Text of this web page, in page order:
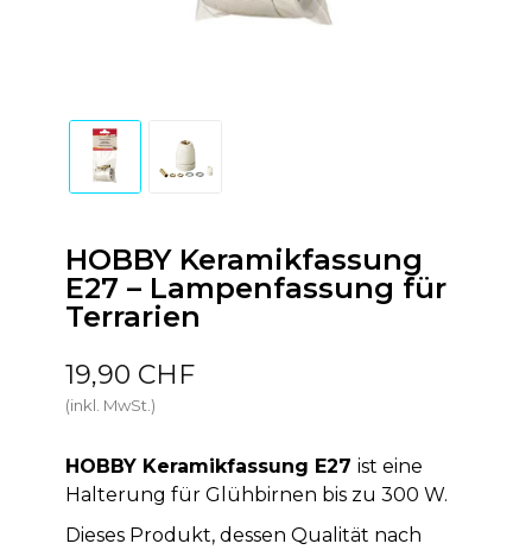
HOBBY Keramikfassung
E27 – Lampenfassung für
Terrarien
19,90 CHF
(inkl. MwSt.)
HOBBY Keramikfassung E27 ist eine
Halterung für Glühbirnen bis zu 300 W.
Dieses Produkt, dessen Qualität nach